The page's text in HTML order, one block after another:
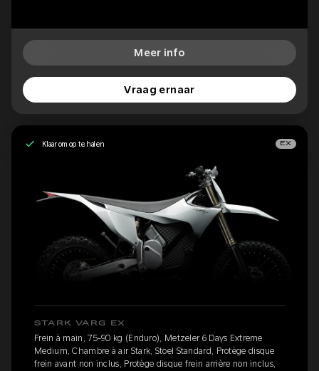
Meer info
Vraag ernaar
Klaar om op te halen EX
STARK VARG EX
Frein à main, 75-90 kg (Enduro), Metzeler 6 Days Extreme
Medium, Chambre à air Stark, Stoel Standard, Protège disque
frein avant non inclus, Protège disque frein arrière non inclus,